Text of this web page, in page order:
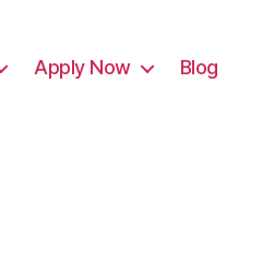
Apply Now Blog